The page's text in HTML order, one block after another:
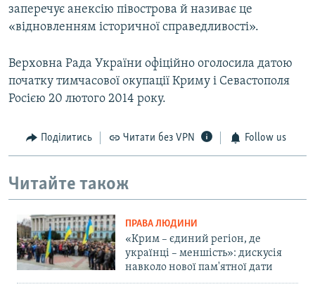
заперечує анексію півострова й називає це
«відновленням історичної справедливості».
Верховна Рада України офіційно оголосила датою
початку тимчасової окупації Криму і Севастополя
Росією 20 лютого 2014 року.
Поділитись Читати без VPN Follow us
Читайте також
ПРАВА ЛЮДИНИ
«Крим – єдиний регіон, де
українці – меншість»: дискусія
навколо нової пам'ятної дати